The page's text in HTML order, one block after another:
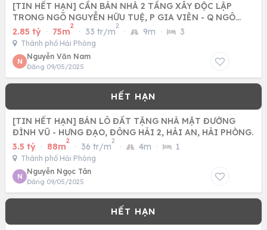
[TIN HẾT HẠN] CẦN BÁN NHÀ 2 TẦNG XÂY ĐỘC LẬP
TRONG NGÕ NGUYỄN HỮU TUỆ, P GIA VIÊN - Q NGÔ
QUYỀN, TP HẢI PHÒNG
2.85 tỷ · 75m
2
· 33 tr/m
2
· 9m · 3
Thành phố Hải Phòng
N
Nguyễn Văn Nam
Đăng 09/05/2025
[TIN HẾT HẠN] BÁN LÔ ĐẤT TẶNG NHÀ MẶT ĐƯỜNG
ĐÌNH VŨ - HƯNG ĐẠO, ĐÔNG HẢI 2, HẢI AN, HẢI PHÒNG.
3.5 tỷ · 88m
2
· 36 tr/m
2
· 4m · 1
Thành phố Hải Phòng
N
Nguyễn Ngọc Tân
Đăng 09/05/2025